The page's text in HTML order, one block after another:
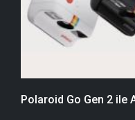
Polaroid Go Gen 2 ile